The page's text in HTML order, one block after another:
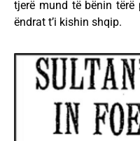
tjerë mund të bënin
ëndrat t’i kishin shqip.